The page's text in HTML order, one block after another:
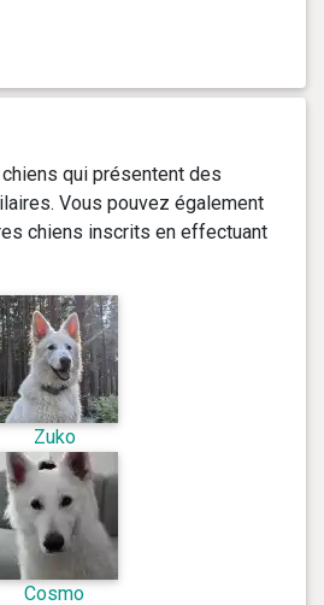
qui présentent des
Vous pouvez également
chiens inscrits en effectuant
Zuko
Cosmo